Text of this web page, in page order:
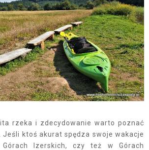
rzeka i zdecydowanie warto poznać
Jeśli ktoś akurat spędza swoje wakacje
Górach Izerskich, czy też w Górach